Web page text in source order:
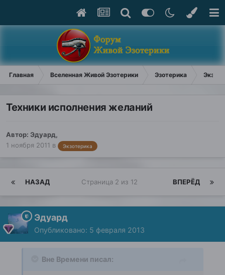
Главная Вселенная Живой Эзотерики Эзотерика
Техники исполнения желаний
Автор: Эдуард,
1 ноября 2011 в Экзотерика
НАЗАД ВПЕРЁД
Страница 2 из 12
Эдуард
Опубликовано: 5 февраля 2013
Вне Времени писал: